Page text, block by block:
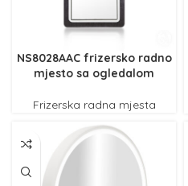
NS8028AAC frizersko radno
mjesto sa ogledalom
Frizerska radna mjesta